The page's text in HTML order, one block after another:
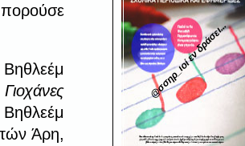
Βηθλεέμ
Γιοχάνες
Άρη,
@σσηρ_ιοί εν δράσει...